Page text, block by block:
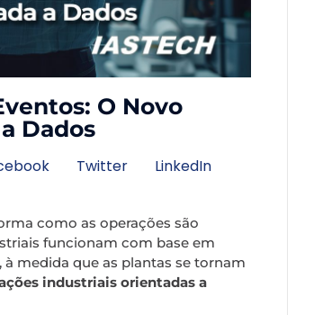
O Novo
Dados
Twitter LinkedIn
como as operações são
funcionam com base em
à medida que as plantas se tornam
industriais orientadas a